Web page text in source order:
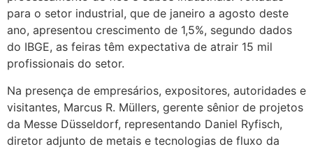
para o setor industrial, que de janeiro a agosto deste
ano, apresentou crescimento de 1,5%, segundo dados
do IBGE, as feiras têm expectativa de atrair 15 mil
profissionais do setor.
Na presença de empresários, expositores, autoridades e
visitantes, Marcus R. Müllers, gerente sênior de projetos
da Messe Düsseldorf, representando Daniel Ryfisch,
diretor adjunto de metais e tecnologias de fluxo da